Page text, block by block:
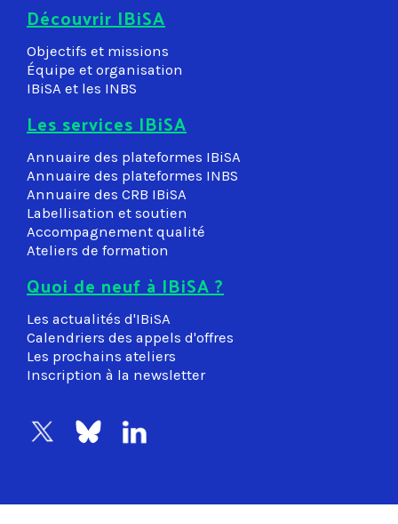
Découvrir IBiSA
Objectifs et missions
Équipe et organisation
IBiSA et les INBS
Les services IBiSA
Annuaire des plateformes IBiSA
Annuaire des plateformes INBS
Annuaire des CRB IBiSA
Labellisation et soutien
Accompagnement qualité
Ateliers de formation
Quoi de neuf à IBiSA ?
Les actualités d'IBiSA
Calendriers des appels d'offres
Les prochains ateliers
Inscription à la newsletter